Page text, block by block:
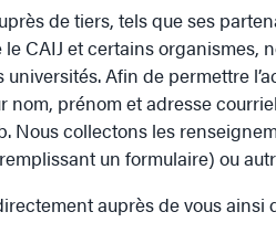
de tiers, tels que ses
CAIJ et certains
Afin de permettre
prénom et adresse
Nous collectons les
un formulaire) ou
auprès de vous ainsi